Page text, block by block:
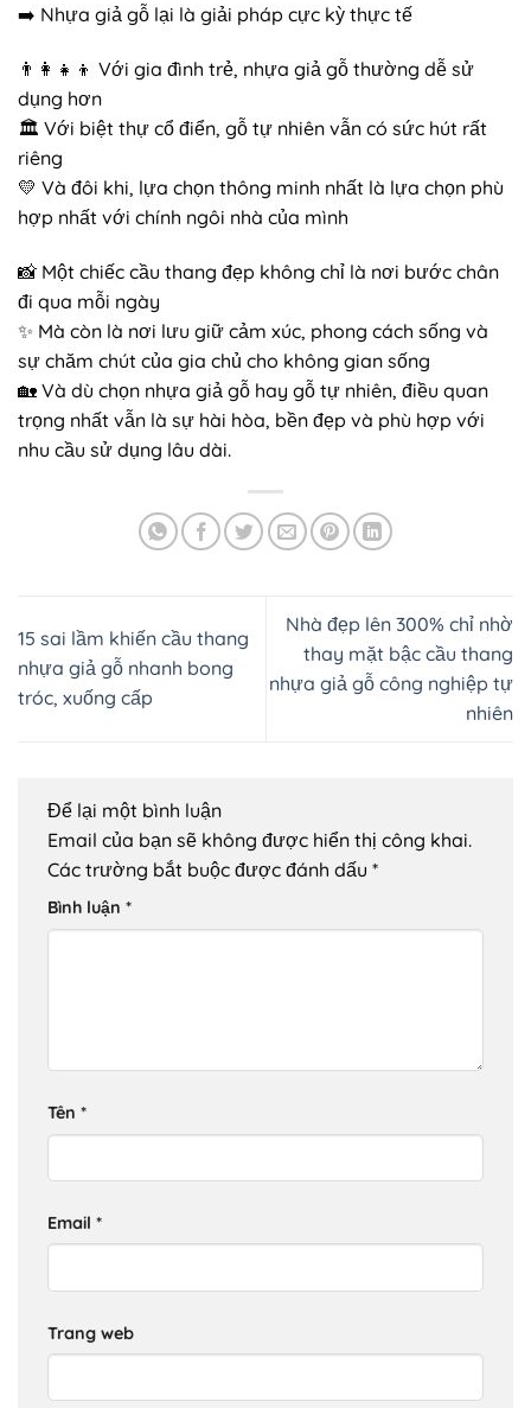
➡️ Nhựa giả gỗ lại là giải pháp cực kỳ thực tế
👨‍👩‍👧‍👦 Với gia đình trẻ, nhựa giả gỗ thường dễ sử
dụng hơn
🏛️ Với biệt thự cổ điển, gỗ tự nhiên vẫn có sức hút rất
riêng
💛 Và đôi khi, lựa chọn thông minh nhất là lựa chọn phù
hợp nhất với chính ngôi nhà của mình
📸 Một chiếc cầu thang đẹp không chỉ là nơi bước chân
đi qua mỗi ngày
✨ Mà còn là nơi lưu giữ cảm xúc, phong cách sống và
sự chăm chút của gia chủ cho không gian sống
🏡 Và dù chọn nhựa giả gỗ hay gỗ tự nhiên, điều quan
trọng nhất vẫn là sự hài hòa, bền đẹp và phù hợp với
nhu cầu sử dụng lâu dài.
15 sai lầm khiến cầu thang
nhựa giả gỗ nhanh bong
tróc, xuống cấp
Nhà đẹp lên 300% chỉ nhờ
thay mặt bậc cầu thang
nhựa giả gỗ công nghiệp tự
nhiên
Để lại một bình luận
Email của bạn sẽ không được hiển thị công khai.
Các trường bắt buộc được đánh dấu *
Bình luận *
Tên *
Email *
Trang web